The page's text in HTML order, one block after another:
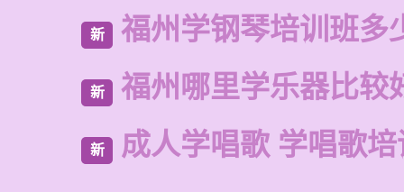
新 福州学钢琴培训班多
新 福州哪里学乐器比较
新 成人学唱歌 学唱歌